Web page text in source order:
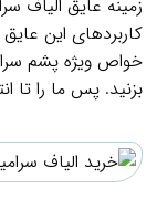
زمینه عایق الیاف
کاربردهای این
خواص ویژه پشم
بزنید. پس ما را تا